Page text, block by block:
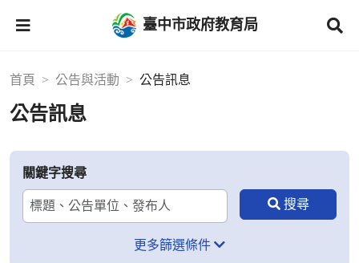
臺中市政府教育局
首頁 公告與活動 公告訊息
公告訊息
關鍵字搜尋
更多篩選條件